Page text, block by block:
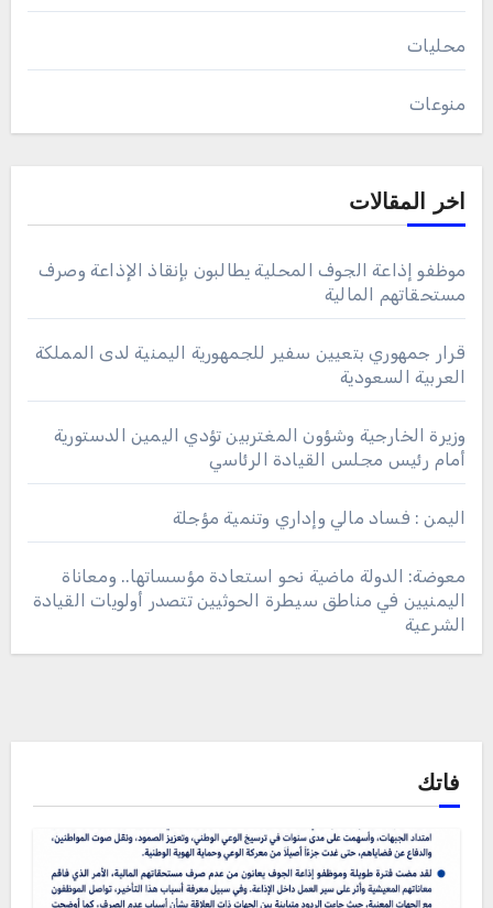
محليات
منوعات
اخر المقالات
موظفو إذاعة الجوف المحلية يطالبون بإنقاذ الإذاعة وصرف
مستحقاتهم المالية
قرار جمهوري بتعيين سفير للجمهورية اليمنية لدى المملكة
العربية السعودية
وزيرة الخارجية وشؤون المغتربين تؤدي اليمين الدستورية
أمام رئيس مجلس القيادة الرئاسي
اليمن : فساد مالي وإداري وتنمية مؤجلة
معوضة: الدولة ماضية نحو استعادة مؤسساتها.. ومعاناة
اليمنيين في مناطق سيطرة الحوثيين تتصدر أولويات القيادة
الشرعية
فاتك